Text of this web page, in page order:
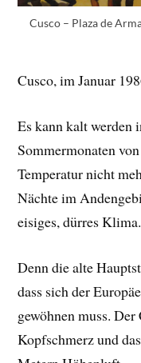
Cusco – Plaza de
Cusco, im Januar
Es kann kalt werden
Sommermonaten
Temperatur nicht
Nächte im
eisiges, dürres Klima.
Denn die alte
dass sich der
gewöhnen muss.
Kopfschmerz und